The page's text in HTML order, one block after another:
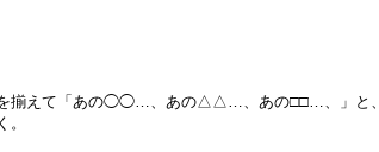
を揃えて「あの◯◯…、あの△△…、あの□□…、」と、